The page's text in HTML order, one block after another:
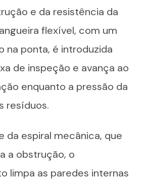
e da resistência da
flexível, com um
na ponta, é introduzida
de inspeção e avança ao
enquanto a pressão da
resíduos.
da espiral mecânica, que
a obstrução, o
limpa as paredes internas